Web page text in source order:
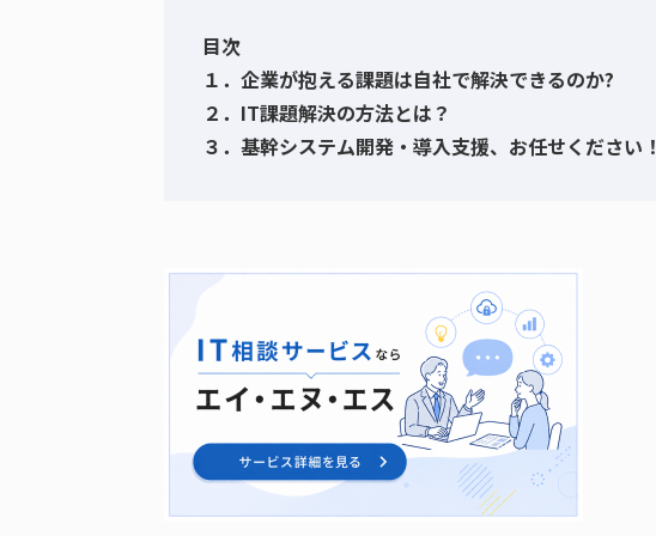
目次
１．企業が抱える課題は自社で解決できるのか?
２．IT課題解決の方法とは？
３．基幹システム開発・導入支援、お任せください！